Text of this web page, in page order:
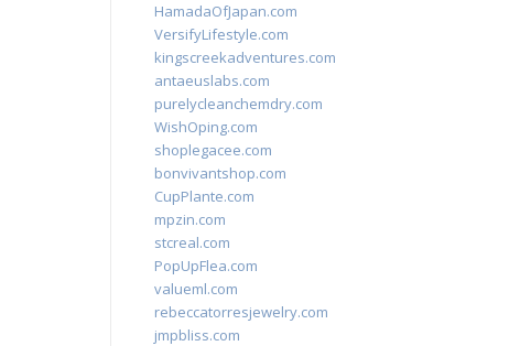
HamadaOfJapan.com
VersifyLifestyle.com
kingscreekadventures.com
antaeuslabs.com
purelycleanchemdry.com
WishOping.com
shoplegacee.com
bonvivantshop.com
CupPlante.com
mpzin.com
stcreal.com
PopUpFlea.com
valueml.com
rebeccatorresjewelry.com
jmpbliss.com